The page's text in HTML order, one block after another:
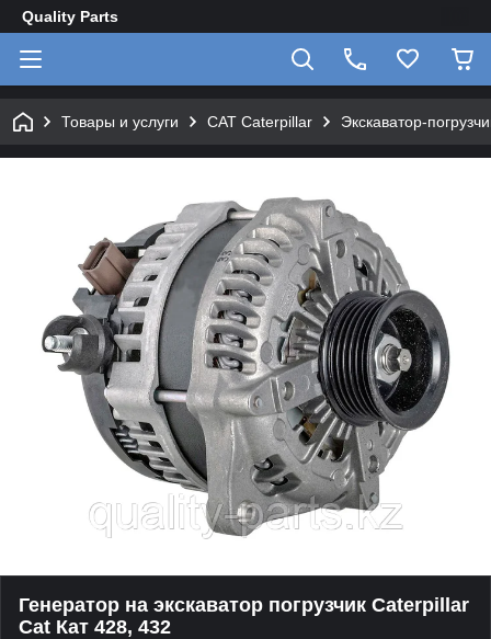
Quality Parts
Товары и услуги CAT Caterpillar Экскаватор-
Генератор на экскаватор погрузчик Caterpillar
Cat Кат 428, 432